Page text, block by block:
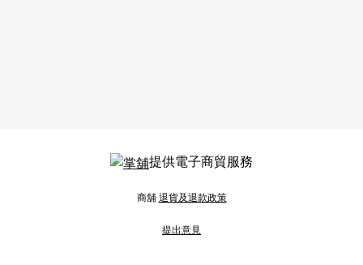
提供電子商貿服務
商舖退貨及退款政策
提出意見